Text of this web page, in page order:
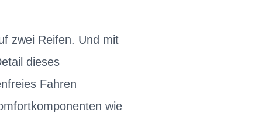
zwei Reifen. Und mit
dieses
Fahren
wie